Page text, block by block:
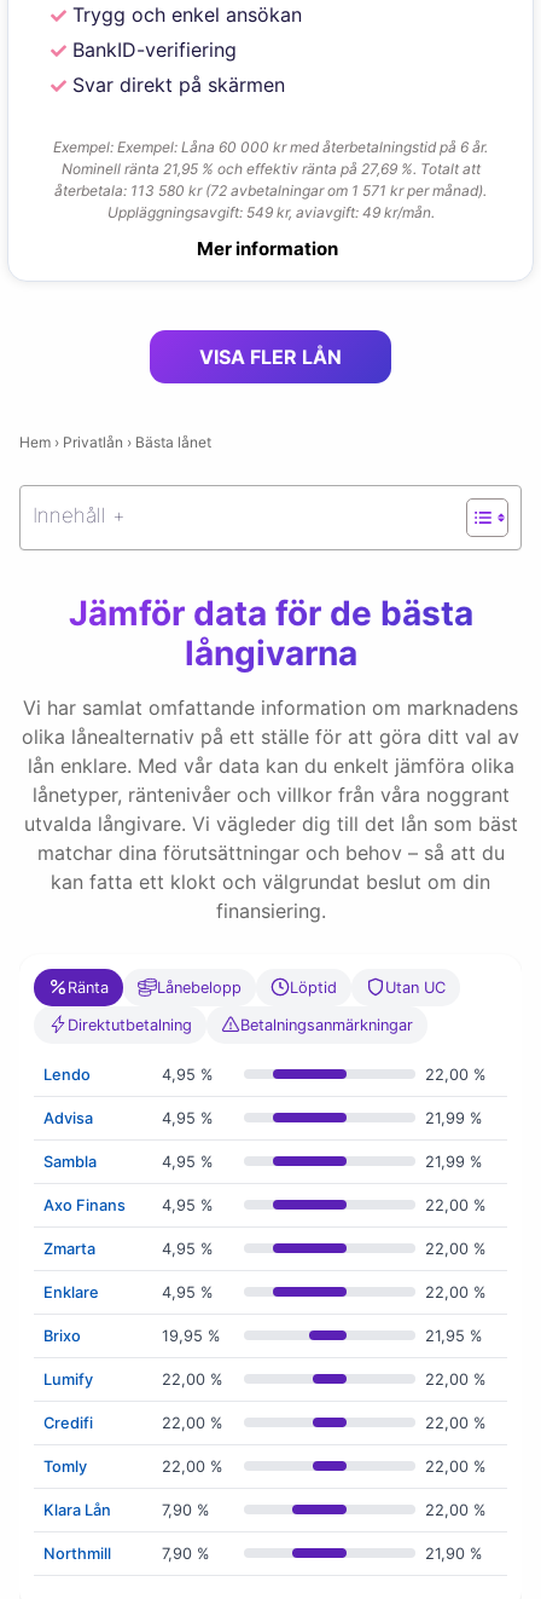
Trygg och enkel ansökan
BankID-verifiering
Svar direkt på skärmen
Exempel: Exempel: Låna 60 000 kr med återbetalningstid på 6 år.
Nominell ränta 21,95 % och effektiv ränta på 27,69 %. Totalt att
återbetala: 113 580 kr (72 avbetalningar om 1 571 kr per månad).
Uppläggningsavgift: 549 kr, aviavgift: 49 kr/mån.
Mer information
VISA FLER LÅN
Hem › Privatlån › Bästa lånet
Innehåll +
Jämför data för de bästa
långivarna
Vi har samlat omfattande information om marknadens
olika lånealternativ på ett ställe för att göra ditt val av
lån enklare. Med vår data kan du enkelt jämföra olika
lånetyper, räntenivåer och villkor från våra noggrant
utvalda långivare. Vi vägleder dig till det lån som bäst
matchar dina förutsättningar och behov – så att du
kan fatta ett klokt och välgrundat beslut om din
finansiering.
Ränta Lånebelopp Löptid Utan UC
Direktutbetalning Betalningsanmärkningar
Lendo 4,95 % 22,00 %
Advisa 4,95 % 21,99 %
Sambla 4,95 % 21,99 %
Axo Finans 4,95 % 22,00 %
Zmarta 4,95 % 22,00 %
Enklare 4,95 % 22,00 %
Brixo 19,95 % 21,95 %
Lumify 22,00 % 22,00 %
Credifi 22,00 % 22,00 %
Tomly 22,00 % 22,00 %
Klara Lån 7,90 % 22,00 %
Northmill 7,90 % 21,90 %